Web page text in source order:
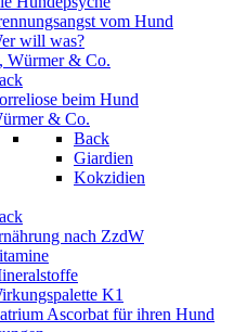
vom Hund
will was?
Würmer & Co.
beim Hund
& Co.
Back
Giardien
Kokzidien
nach ZzdW
K1
Ascorbat für ihren Hund